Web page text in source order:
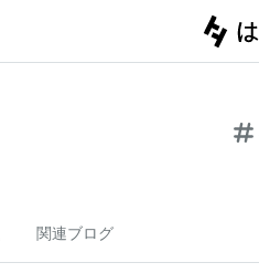
関連ブログ